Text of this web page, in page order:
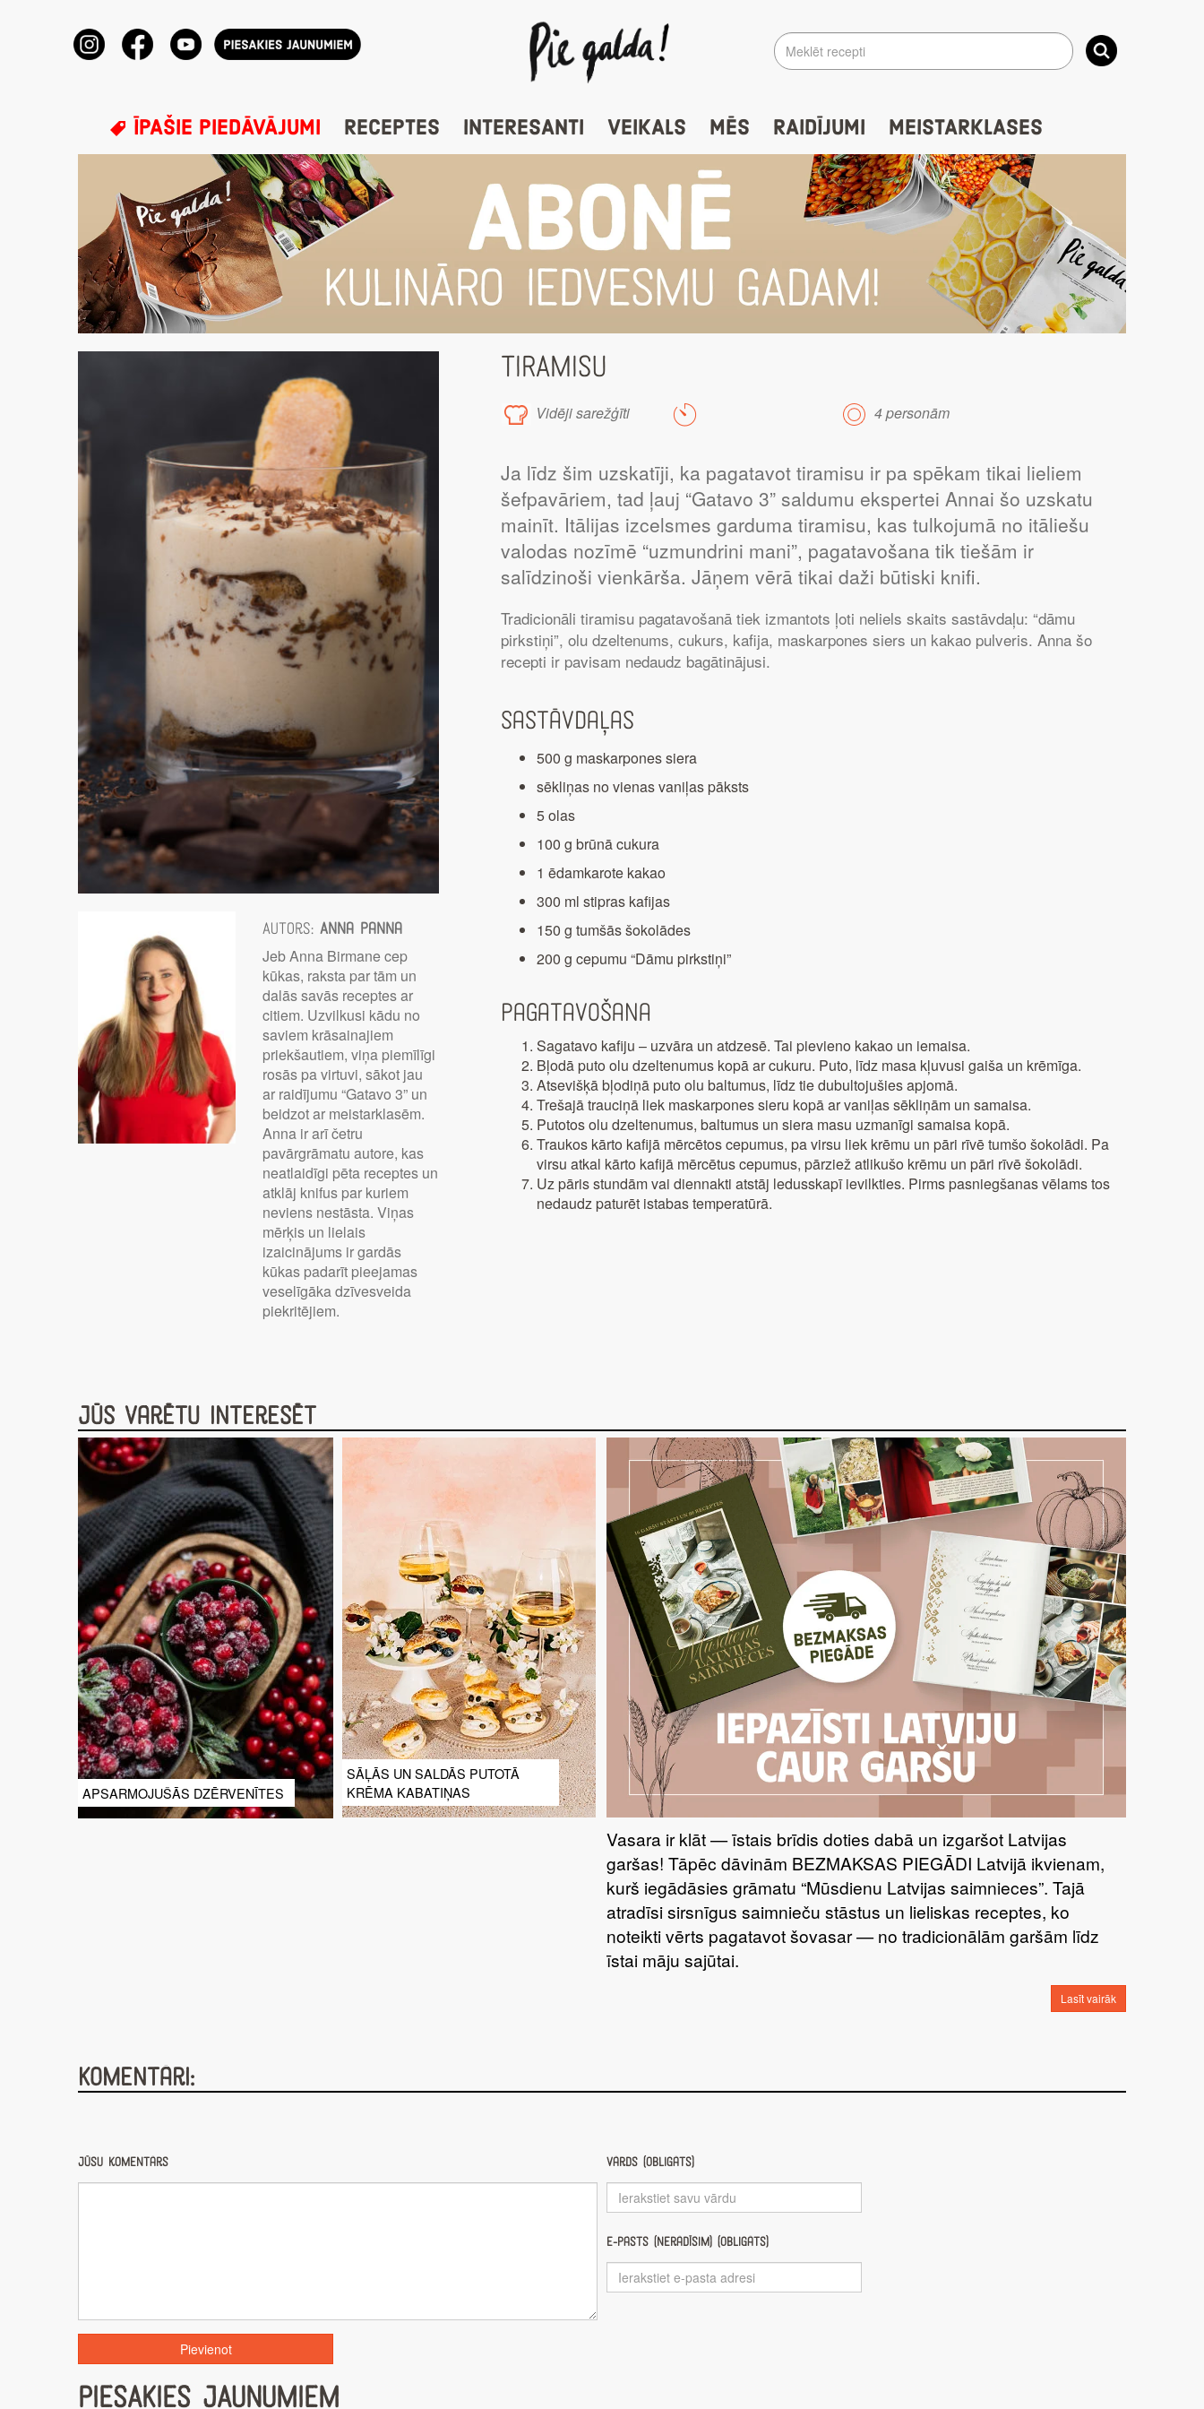
ĪPAŠIE PIEDĀVĀJUMI RECEPTES INTERESANTI VEIKALS MĒS RAIDĪJUMI MEISTARKLASES
Autors:Anna Panna
Jeb Anna Birmane cep
kūkas, raksta par tām un
dalās savās receptes ar
citiem. Uzvilkusi kādu no
saviem krāsainajiem
priekšautiem, viņa piemīlīgi
rosās pa virtuvi, sākot jau
ar raidījumu “Gatavo 3” un
beidzot ar meistarklasēm.
Anna ir arī četru
pavārgrāmatu autore, kas
neatlaidīgi pēta receptes un
atklāj knifus par kuriem
neviens nestāsta. Viņas
mērķis un lielais
izaicinājums ir gardās
kūkas padarīt pieejamas
veselīgāka dzīvesveida
piekritējiem.
TIRAMISU
Vidēji sarežģīti 4 personām
Ja līdz šim uzskatīji, ka pagatavot tiramisu ir pa spēkam tikai lieliem
šefpavāriem, tad ļauj “Gatavo 3” saldumu ekspertei Annai šo uzskatu
mainīt. Itālijas izcelsmes garduma tiramisu, kas tulkojumā no itāliešu
valodas nozīmē “uzmundrini mani”, pagatavošana tik tiešām ir
salīdzinoši vienkārša. Jāņem vērā tikai daži būtiski knifi.
Tradicionāli tiramisu pagatavošanā tiek izmantots ļoti neliels skaits sastāvdaļu: “dāmu
pirkstiņi”, olu dzeltenums, cukurs, kafija, maskarpones siers un kakao pulveris. Anna šo
recepti ir pavisam nedaudz bagātinājusi.
Sastāvdaļas
500 g maskarpones siera
sēkliņas no vienas vaniļas pāksts
5 olas
100 g brūnā cukura
1 ēdamkarote kakao
300 ml stipras kafijas
150 g tumšās šokolādes
200 g cepumu “Dāmu pirkstiņi”
Pagatavošana
Sagatavo kafiju – uzvāra un atdzesē. Tai pievieno kakao un iemaisa.
Bļodā puto olu dzeltenumus kopā ar cukuru. Puto, līdz masa kļuvusi gaiša un krēmīga.
Atsevišķā bļodiņā puto olu baltumus, līdz tie dubultojušies apjomā.
Trešajā trauciņā liek maskarpones sieru kopā ar vaniļas sēkliņām un samaisa.
Putotos olu dzeltenumus, baltumus un siera masu uzmanīgi samaisa kopā.
Traukos kārto kafijā mērcētos cepumus, pa virsu liek krēmu un pāri rīvē tumšo šokolādi. Pa
virsu atkal kārto kafijā mērcētus cepumus, pārziež atlikušo krēmu un pāri rīvē šokolādi.
Uz pāris stundām vai diennakti atstāj ledusskapī ievilkties. Pirms pasniegšanas vēlams tos
nedaudz paturēt istabas temperatūrā.
Jūs varētu interesēt
APSARMOJUŠĀS DZĒRVENĪTES
SĀĻĀS UN SALDĀS PUTOTĀ
KRĒMA KABATIŅAS
Vasara ir klāt — īstais brīdis doties dabā un izgaršot Latvijas
garšas! Tāpēc dāvinām BEZMAKSAS PIEGĀDI Latvijā ikvienam,
kurš iegādāsies grāmatu “Mūsdienu Latvijas saimnieces”. Tajā
atradīsi sirsnīgus saimnieču stāstus un lieliskas receptes, ko
noteikti vērts pagatavot šovasar — no tradicionālām garšām līdz
īstai māju sajūtai.
Lasīt vairāk
Komentāri:
Jūsu komentārs Vārds (obligāts)
E-pasts (nerādīsim) (obligāts)
PIESAKIES JAUNUMIEM